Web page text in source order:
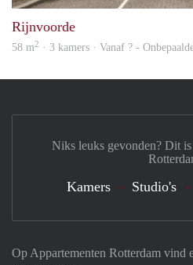
Rijnvoorde
58 m2 · 3 kamers · Vanaf ? -
Op Appartementen Rotterdam vind
Niks leuks gevonden? Dit is
Kamers Studio's